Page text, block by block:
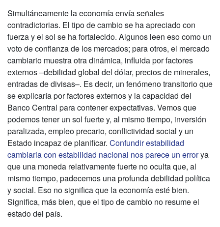
Simultáneamente la economía envía señales
contradictorias. El tipo de cambio se ha apreciado con
fuerza y el sol se ha fortalecido. Algunos leen eso como un
voto de confianza de los mercados; para otros, el mercado
cambiario muestra otra dinámica, influida por factores
externos –debilidad global del dólar, precios de minerales,
entradas de divisas–. Es decir, un fenómeno transitorio que
se explicaría por factores externos y la capacidad del
Banco Central para contener expectativas. Vemos que
podemos tener un sol fuerte y, al mismo tiempo, inversión
paralizada, empleo precario, conflictividad social y un
Estado incapaz de planificar. Confundir estabilidad
cambiaria con estabilidad nacional nos parece un errorya
que una moneda relativamente fuerte no oculta que, al
mismo tiempo, padecemos una profunda debilidad política
y social. Eso no significa que la economía esté bien.
Significa, más bien, que el tipo de cambio no resume el
estado del país.